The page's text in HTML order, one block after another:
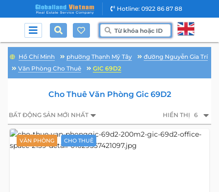
Hotline: 0922 86 87 88
Hồ Chí Minh phường Thạnh Mỹ Tây
đường Nguyễn Gia Trí
Văn Phòng Cho Thuê
GIC 69D2
Cho Thuê Văn Phòng Gic 69D2
BẤT ĐỘNG SẢN MỚI NHẤT HIỂN THỊ 6
VĂN PHÒNG CHO THUÊ